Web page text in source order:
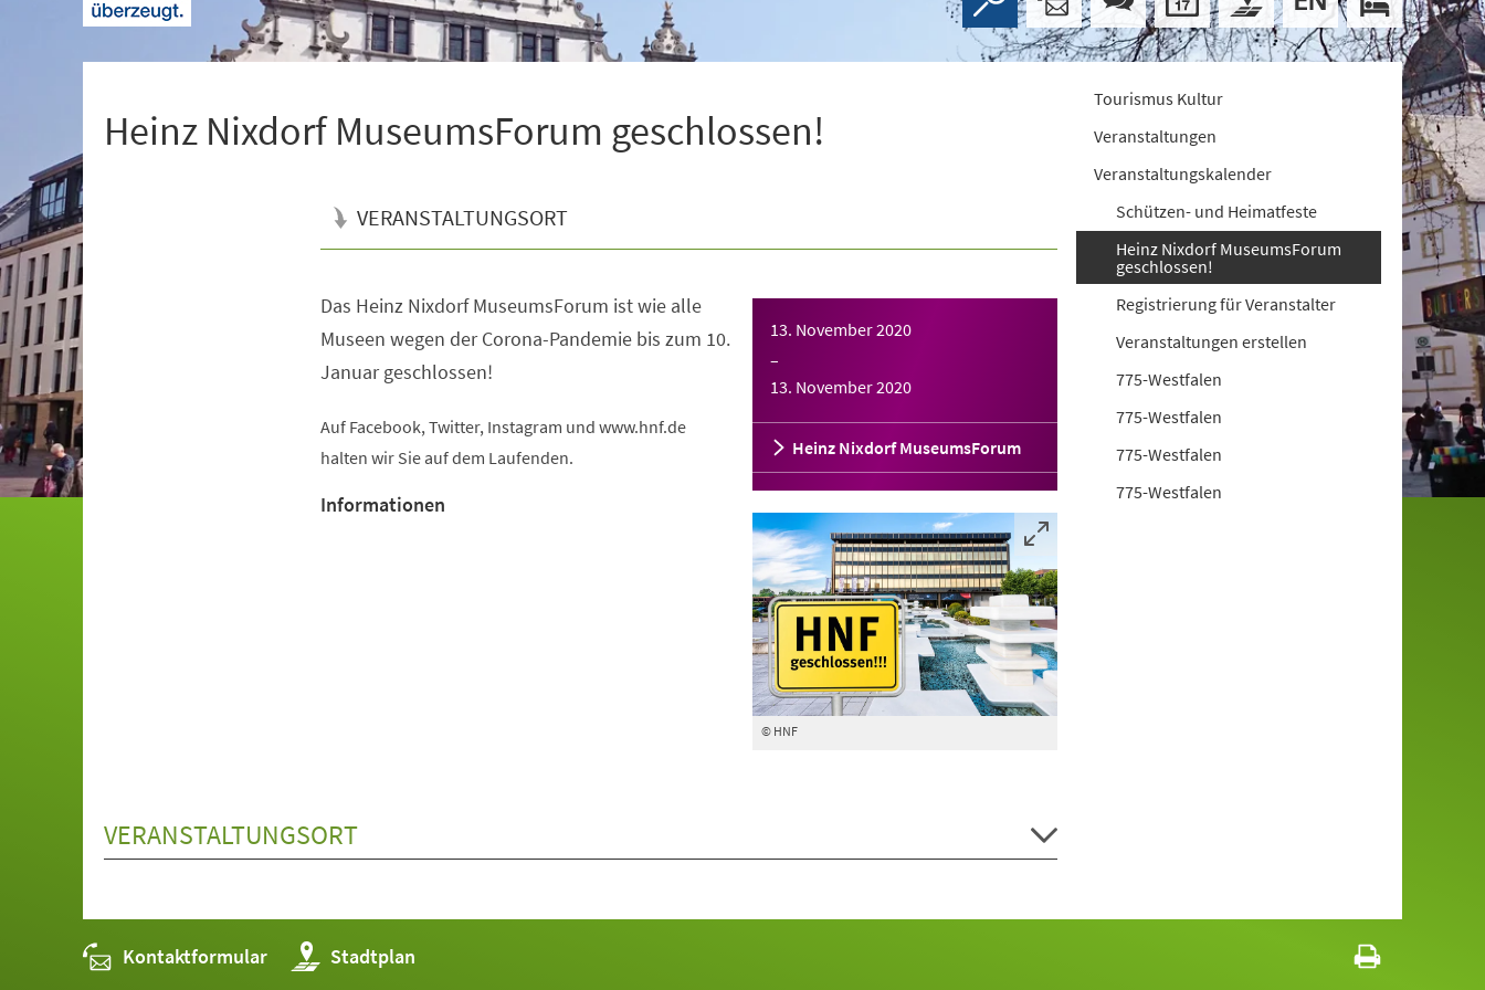
Heinz Nixdorf MuseumsForum geschlossen!
VERANSTALTUNGSORT
13. November 2020
–
13. November 2020
Heinz Nixdorf MuseumsForum
Das Heinz Nixdorf MuseumsForum ist wie alle
Museen wegen der Corona-Pandemie bis zum 10.
Januar geschlossen!
Auf Facebook, Twitter, Instagram und www.hnf.de
halten wir Sie auf dem Laufenden.
© HNF
Informationen
VERANSTALTUNGSORT
Tourismus Kultur
Veranstaltungen
Veranstaltungskalender
Schützen- und Heimatfeste
Heinz Nixdorf MuseumsForum
geschlossen!
Registrierung für Veranstalter
Veranstaltungen erstellen
775-Westfalen
775-Westfalen
775-Westfalen
775-Westfalen
Kontaktformular Stadtplan
(Öffnet
in